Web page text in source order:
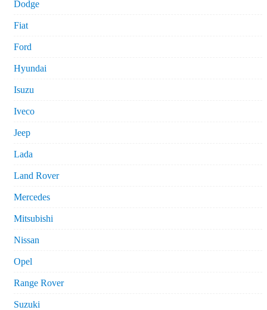
Dodge
Fiat
Ford
Hyundai
Isuzu
Iveco
Jeep
Lada
Land Rover
Mercedes
Mitsubishi
Nissan
Opel
Range Rover
Suzuki